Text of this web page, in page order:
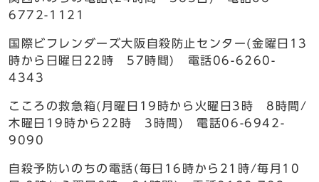
6772-1121
国際ビフレンダーズ大阪自殺防止センター(金曜日13
時から日曜日22時 57時間) 電話06-6260-
4343
こころの救急箱(月曜日19時から火曜日3時 8時間/
木曜日19時から22時 3時間) 電話06-6942-
9090
自殺予防いのちの電話(毎日16時から21時/毎月10